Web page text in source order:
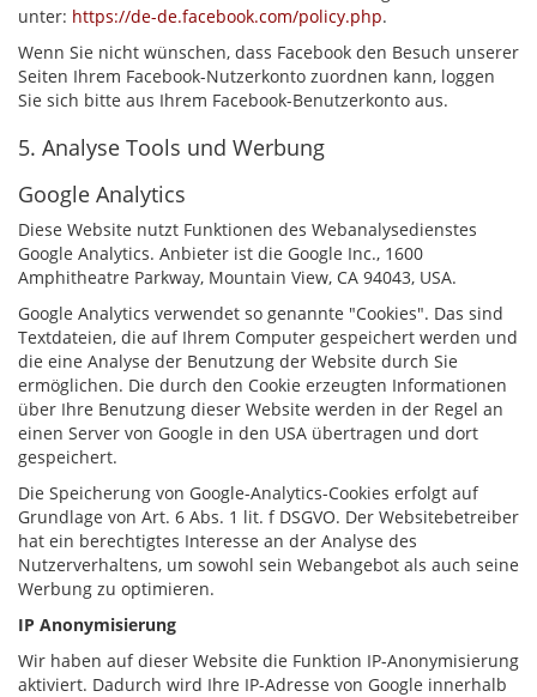
unter: https://de-de.facebook.com/policy.php.
Wenn Sie nicht wünschen, dass Facebook den Besuch unserer
Seiten Ihrem Facebook-Nutzerkonto zuordnen kann, loggen
Sie sich bitte aus Ihrem Facebook-Benutzerkonto aus.
5. Analyse Tools und Werbung
Google Analytics
Diese Website nutzt Funktionen des Webanalysedienstes
Google Analytics. Anbieter ist die Google Inc., 1600
Amphitheatre Parkway, Mountain View, CA 94043, USA.
Google Analytics verwendet so genannte "Cookies". Das sind
Textdateien, die auf Ihrem Computer gespeichert werden und
die eine Analyse der Benutzung der Website durch Sie
ermöglichen. Die durch den Cookie erzeugten Informationen
über Ihre Benutzung dieser Website werden in der Regel an
einen Server von Google in den USA übertragen und dort
gespeichert.
Die Speicherung von Google-Analytics-Cookies erfolgt auf
Grundlage von Art. 6 Abs. 1 lit. f DSGVO. Der Websitebetreiber
hat ein berechtigtes Interesse an der Analyse des
Nutzerverhaltens, um sowohl sein Webangebot als auch seine
Werbung zu optimieren.
IP Anonymisierung
Wir haben auf dieser Website die Funktion IP-Anonymisierung
aktiviert. Dadurch wird Ihre IP-Adresse von Google innerhalb